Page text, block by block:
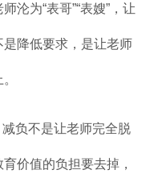
沦为“表哥”“表嫂”，让
降低要求，是让老师
负不是让老师完全脱
价值的负担要去掉，